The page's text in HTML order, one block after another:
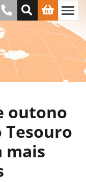
outono
Tesouro
mais